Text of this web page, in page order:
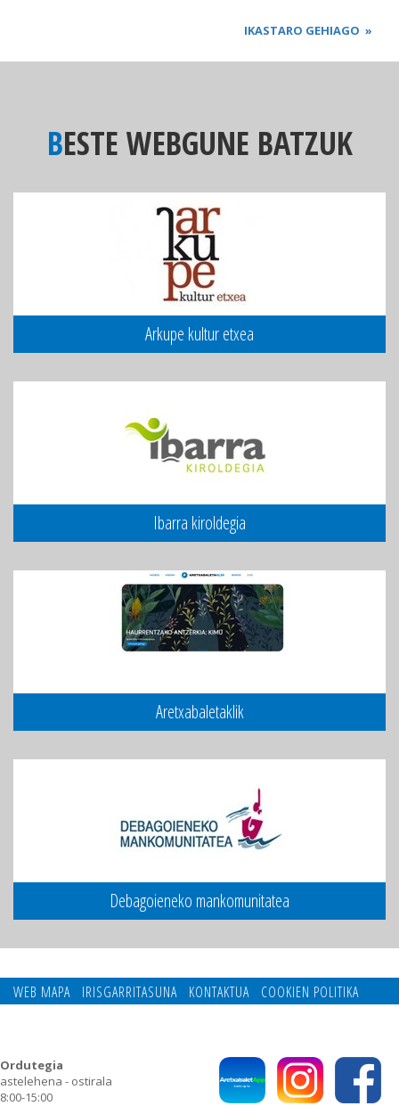
IKASTARO GEHIAGO »
BESTE WEBGUNE BATZUK
Arkupe kultur etxea
Ibarra kiroldegia
Aretxabaletaklik
Debagoieneko mankomunitatea
WEB MAPA IRISGARRITASUNA KONTAKTUA
COOKIEN POLITIKA
Ordutegia
astelehena - ostirala
8:00-15:00